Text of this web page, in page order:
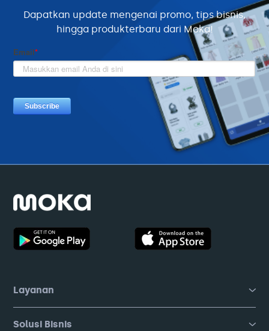
Dapatkan update mengenai promo, tips bisnis,
hingga produkterbaru dari Moka!
Layanan
Solusi Bisnis